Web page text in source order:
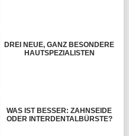
DREI NEUE, GANZ BESONDERE
HAUTSPEZIALISTEN
WAS IST BESSER: ZAHNSEIDE
ODER INTERDENTALBÜRSTE?